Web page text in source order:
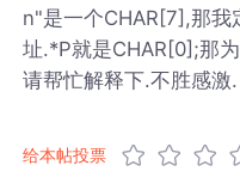
n"是一个CHAR[7],那我
址.*P就是CHAR[0];那
请帮忙解释下.不胜感激.
给本帖投票